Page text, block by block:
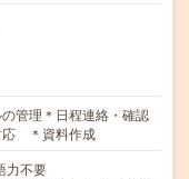
管理＊日程連絡・確認
応 ＊資料作成
力不要